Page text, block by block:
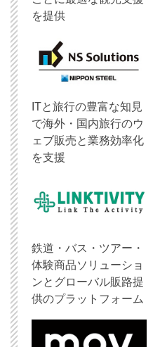
を提供
ITと旅行の豊富な知見
で海外・国内旅行のウ
ェブ販売と業務効率化
を支援
鉄道・バス・ツアー・
体験商品ソリューショ
ンとグローバル販路提
供のプラットフォーム